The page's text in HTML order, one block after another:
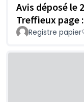
Avis déposé le
Treffieux page
Registre papier